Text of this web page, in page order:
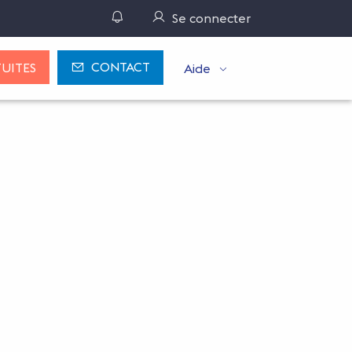
Gérer ses notifications
Se connecter
CONTACT Aide